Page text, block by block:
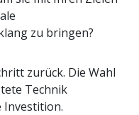
zu bringen?
zurück. Die Wahl
Technik
Investition.